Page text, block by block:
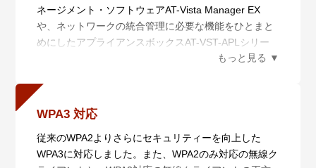
ネージメント・ソフトウェアAT-Vista Manager EX
や、ネットワークの統合管理に必要な機能をひとまと
めにしたアプライアンスボックスAT-VST-APLシリー
ズ、スイッチやルーターに内蔵されたLANに特化した
応。ご利用規模や環境に合わせた最適なネットワーク
管理を実現することが可能です。
WPA3 対応
従来のWPA2よりさらにセキュリティーを向上した
WPA3に対応しました。また、WPA2のみ対応の無線ク